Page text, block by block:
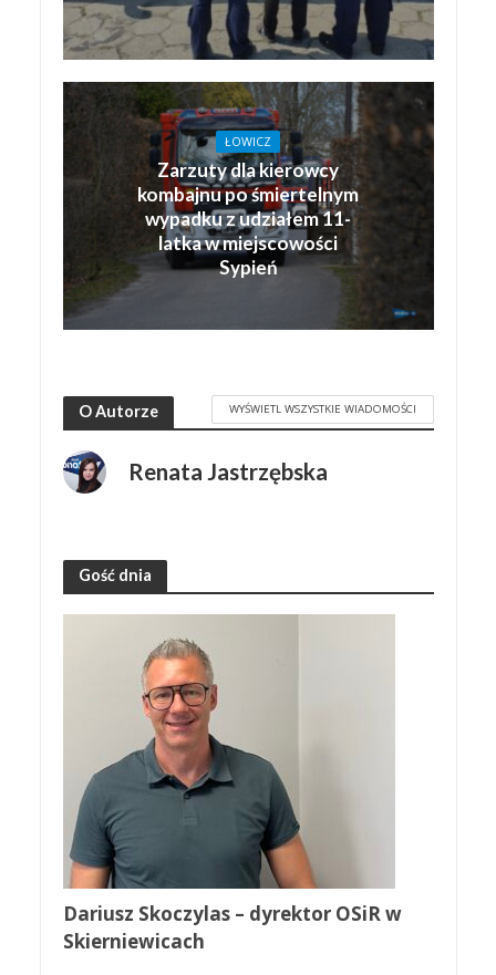
ŁOWICZ
Zarzuty dla kierowcy
kombajnu po śmiertelnym
wypadku z udziałem 11-
latka w miejscowości
Sypień
O Autorze WYŚWIETL WSZYSTKIE WIADOMOŚCI
Renata Jastrzębska
Gość dnia
Dariusz Skoczylas – dyrektor OSiR w
Skierniewicach